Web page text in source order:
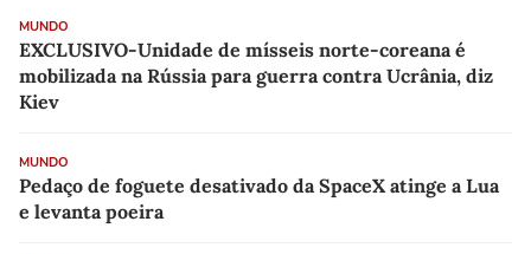
MUNDO
EXCLUSIVO-Unidade de mísseis norte-coreana é
mobilizada na Rússia para guerra contra Ucrânia, diz
Kiev
MUNDO
Pedaço de foguete desativado da SpaceX atinge a Lua
e levanta poeira